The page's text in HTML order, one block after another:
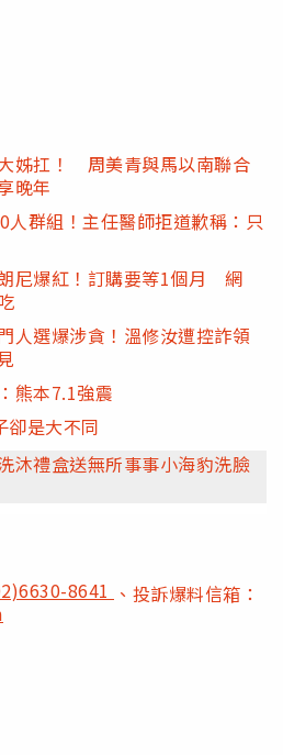
姊扛！ 周美青與馬以南聯合
晚年
人群組！主任醫師拒道歉稱：只
尼爆紅！訂購要等1個月 網
人選爆涉貪！溫修汝遭控詐領
熊本7.1強震
卻是大不同
沐禮盒送無所事事小海豹洗臉
8641 、投訴爆料信箱：